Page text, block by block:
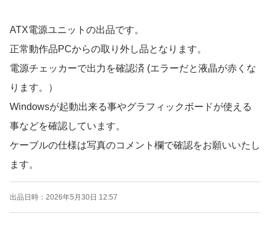
ATX電源ユニットの出品です。
正常動作品PCからの取り外し品となります。
電源チェッカーで出力を確認済 (エラーだと液晶が赤くな
ります。）
Windowsが起動出来る事やグラフィックボードが使える
事などを確認しています。
ケーブルの仕様は写真のコメント欄で確認をお願いいたし
ます。
電源ケーブルが必要な方はお伝えください。 一緒に梱包
して発送いたします。
出品日時： 2026年5月30日 12:57